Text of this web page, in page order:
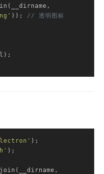
)); // 透明图标
);